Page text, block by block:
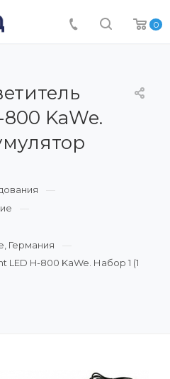
0
KaWe.
Германия
H-800 KaWe. Набор 1 (1